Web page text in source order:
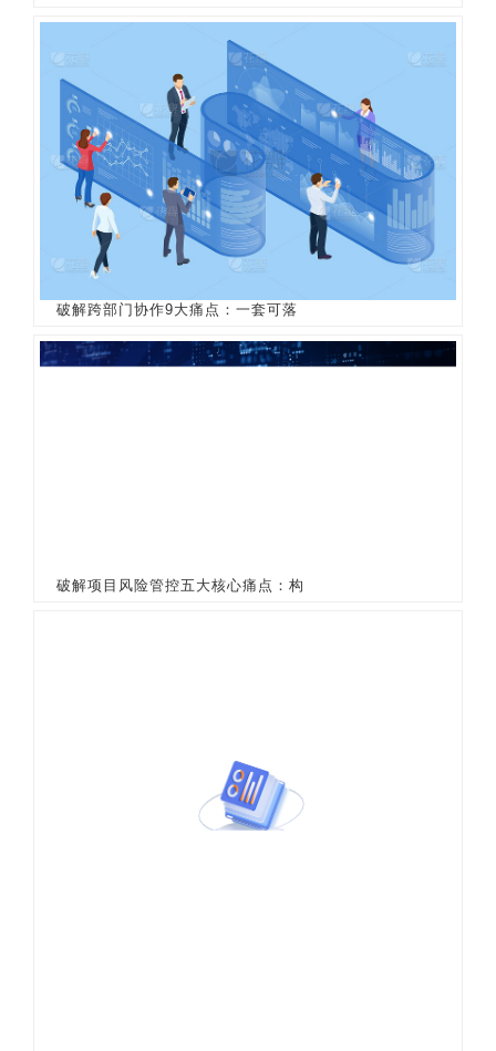
破解跨部门协作9大痛点：一套可落
破解项目风险管控五大核心痛点：构